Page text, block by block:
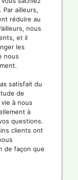
Par ailleurs,
réduire au
nous
et il
les
nous
satisfait du
de
à nous
à
questions.
clients ont
de façon que